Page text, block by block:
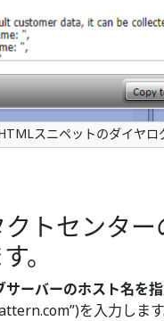
スニペットのダイヤロ
トセンタ
。
サーバーのホスト名を
を入力しま